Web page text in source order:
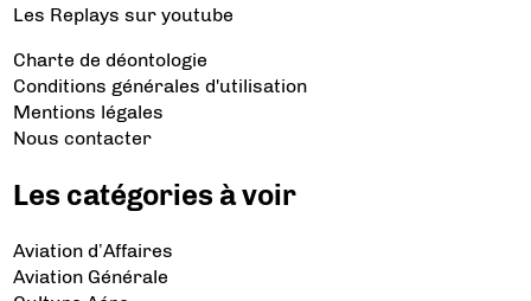
Les Replays sur youtube
Charte de déontologie
Conditions générales d'utilisation
Mentions légales
Nous contacter
Les catégories à voir
Aviation d’Affaires
Aviation Générale